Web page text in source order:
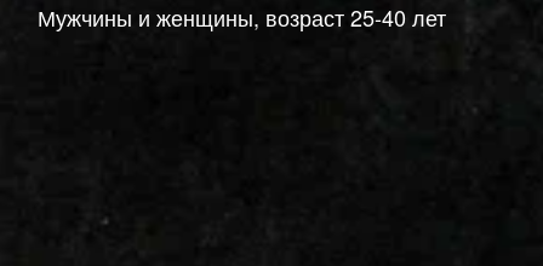
Мужчины и женщины, возраст 25-40 лет